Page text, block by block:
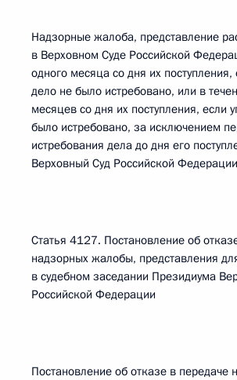
Надзорные жалоба, представление
в Верховном Суде Российской
одного месяца со дня их поступления,
дело не было истребовано, или в
месяцев со дня их поступления, если
было истребовано, за исключением
истребования дела до дня его
Верховный Суд Российской
Статья 4127. Постановление об
надзорных жалобы, представления
в судебном заседании Президиума
Российской Федерации
Постановление об отказе в передаче